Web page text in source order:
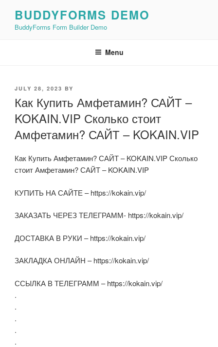
content
BUDDYFORMS DEMO
BuddyForms Form Builder Demo
Menu
POSTED
JULY 28, 2023 BY
Как Купить Амфетамин? САЙТ –
KOKAIN.VIP Сколько стоит
Амфетамин? САЙТ – KOKAIN.VIP
Как Купить Амфетамин? САЙТ – KOKAIN.VIP Сколько
стоит Амфетамин? САЙТ – KOKAIN.VIP
КУПИТЬ НА САЙТЕ – https://kokain.vip/
ЗАКАЗАТЬ ЧЕРЕЗ ТЕЛЕГРАММ- https://kokain.vip/
ДОСТАВКА В РУКИ – https://kokain.vip/
ЗАКЛАДКА ОНЛАЙН – https://kokain.vip/
ССЫЛКА В ТЕЛЕГРАММ – https://kokain.vip/
.
.
.
.
.